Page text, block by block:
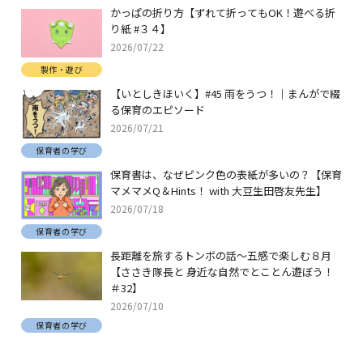
かっぱの折り方【ずれて折ってもOK！遊べる折
り紙 #３４】
2026/07/22
製作・遊び
【いとしきほいく】#45 雨をうつ！｜まんがで綴
る保育のエピソード
2026/07/21
保育者の学び
保育書は、なぜピンク色の表紙が多いの？【保育
マメマメQ＆Hints！ with 大豆生田啓友先生】
2026/07/18
保育者の学び
長距離を旅するトンボの話～五感で楽しむ８月
【ささき隊長と 身近な自然でとことん遊ぼう！
＃32】
2026/07/10
保育者の学び